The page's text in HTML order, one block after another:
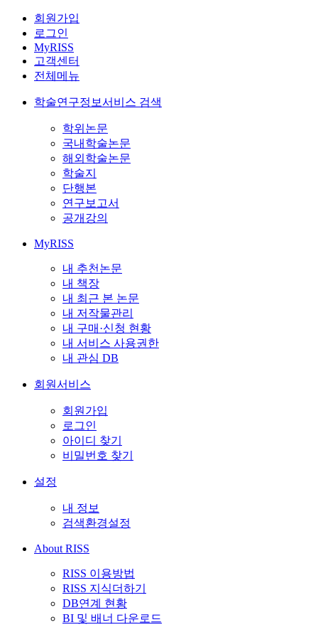
회원가입
로그인
MyRISS
고객센터
전체메뉴
학술연구정보서비스 검색
학위논문
국내학술논문
해외학술논문
학술지
단행본
연구보고서
공개강의
MyRISS
내 추천논문
내 책장
내 최근 본 논문
내 저작물관리
내 구매·신청 현황
내 서비스 사용권한
내 관심 DB
회원서비스
회원가입
로그인
아이디 찾기
비밀번호 찾기
설정
내 정보
검색환경설정
About RISS
RISS 이용방법
RISS 지식더하기
DB연계 현황
BI 및 배너 다운로드